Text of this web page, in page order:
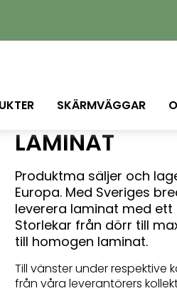
SKÄRMVÄGGAR
LAMINAT
Produktma säljer och
Europa. Med Sveriges
leverera laminat med
Storlekar från dörr till
till homogen laminat.
Till vänster under respektive
från våra leverantörers